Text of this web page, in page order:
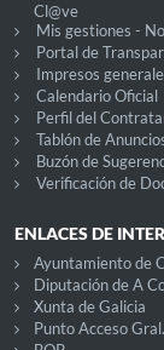
Cl@ve
Mis gestiones -
Portal de
Impresos
Calendario Oficial
Perfil del
Tablón de
Buzón de
Verificación de
ENLACES DE
Ayuntamiento de
Diputación de A
Xunta de Galicia
Punto Acceso Gral.